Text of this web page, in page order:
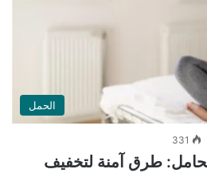
الحمل
331
طرق آمنة لتخفيف